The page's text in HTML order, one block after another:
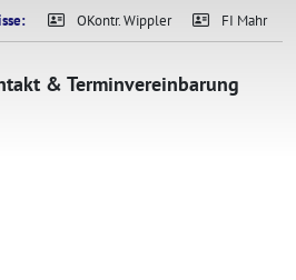
OKontr. Wippler FI Mahr
& Terminvereinbarung